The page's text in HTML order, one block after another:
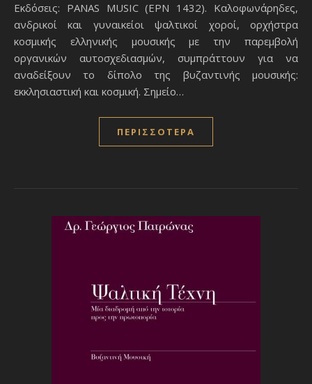
Εκδόσεις: PANAS MUSIC (EPN 1432). Καλοφωνάρηδες,
ανδρικοί και γυναικείοι ψαλτικοί χοροί, ορχήστρα
κοσμικής ελληνικής μουσικής με την παρεμβολή
οργανικών αυτοσχεδιασμών, συμπράττουν για να
αναδείξουν το δίπολο της βυζαντινής μουσικής:
εκκλησιαστική και κοσμική. Σημείο…
ΠΕΡΙΣΣΌΤΕΡΑ